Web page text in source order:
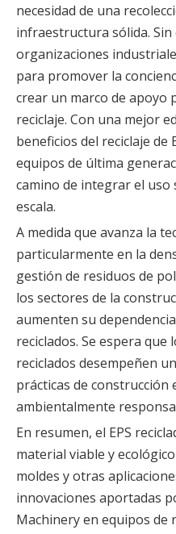
necesidad de una
infraestructura sólida. Sin
organizaciones
para promover la
crear un marco de apoyo
reciclaje. Con una mejor
beneficios del reciclaje de
equipos de última
camino de integrar el uso
escala.
A medida que avanza la
particularmente en la
gestión de residuos de
los sectores de la
aumenten su
reciclados. Se espera que
reciclados desempeñen
prácticas de construcción
ambientalmente
En resumen, el EPS
material viable y
moldes y otras
innovaciones aportadas
Machinery en equipos de